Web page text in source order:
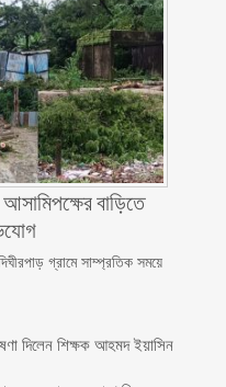
বাড়িতে
গ্রামে সাম্প্রতিক সময়ে
দিলেন শিক্ষক আহমদ ইয়াসিন